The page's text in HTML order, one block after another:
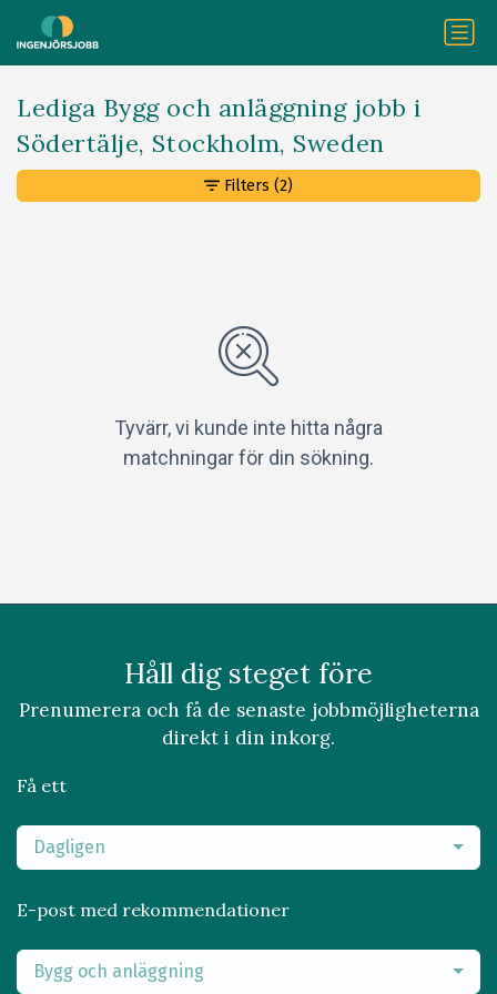
Lediga Bygg och anläggning jobb i
Södertälje, Stockholm, Sweden
Tyvärr, vi kunde inte hitta några
matchningar för din sökning.
Filters (2)
Håll dig steget före
Prenumerera och få de senaste jobbmöjligheterna
direkt i din inkorg.
Få ett
Dagligen
E-post med rekommendationer
Bygg och anläggning